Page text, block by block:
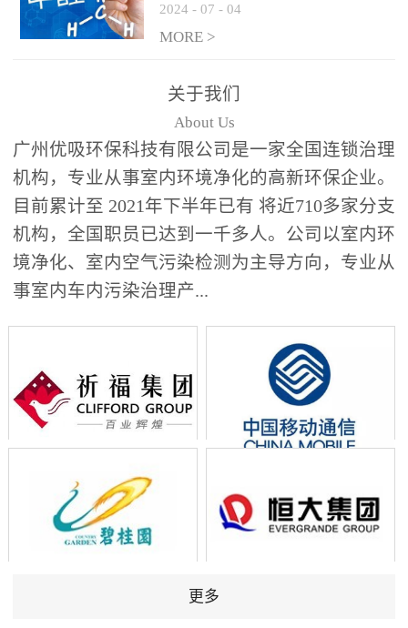
手”来袭，你的家安全吗？
2024 - 07 - 04
MORE >
关于我们
About Us
广州优吸环保科技有限公司是一家全国连锁治理
机构，专业从事室内环境净化的高新环保企业。
目前累计至 2021年下半年已有 将近710多家分支
机构，全国职员已达到一千多人。公司以室内环
境净化、室内空气污染检测为主导方向，专业从
事室内车内污染治理产...
更多